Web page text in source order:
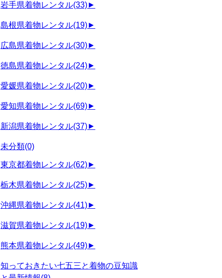
岩手県着物レンタル(33)►
島根県着物レンタル(19)►
広島県着物レンタル(30)►
徳島県着物レンタル(24)►
愛媛県着物レンタル(20)►
愛知県着物レンタル(69)►
新潟県着物レンタル(37)►
未分類(0)
東京都着物レンタル(62)►
栃木県着物レンタル(25)►
沖縄県着物レンタル(41)►
滋賀県着物レンタル(19)►
熊本県着物レンタル(49)►
知っておきたい七五三と着物の豆知識